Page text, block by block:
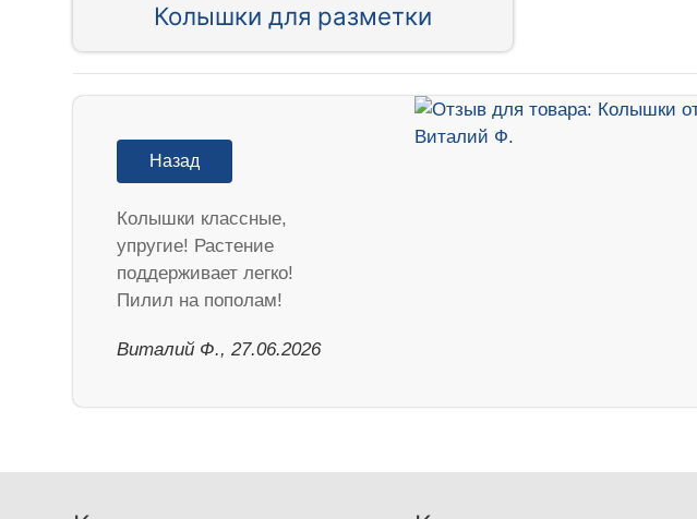
Колышки для разметки
Назад
Колышки классные,
упругие! Растение
поддерживает легко!
Пилил на пополам!
Виталий Ф., 27.06.2026